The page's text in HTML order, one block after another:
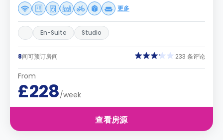
更多
En-Suite Studio
8间可预订房间 233 条评论
From
£228/week
查看房源